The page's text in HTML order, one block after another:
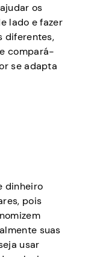
os
lado e fazer
diferentes,
compará-
se adapta
dinheiro
pois
suas
usar